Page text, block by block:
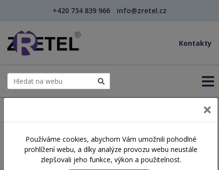
+420 734 839 966 info@zretel.cz
Kontakty
šablony
Čtenářské strategie
Používáme cookies, abychom Vám umožnili pohodlné
prohlížení webu, a díky analýze provozu webu neustále
zlepšovali jeho funkce, výkon a použitelnost.